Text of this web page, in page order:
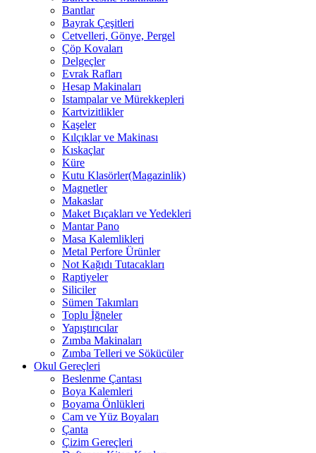
Bantlar
Bayrak Çeşitleri
Cetvelleri, Gönye, Pergel
Çöp Kovaları
Delgeçler
Evrak Rafları
Hesap Makinaları
Istampalar ve Mürekkepleri
Kartvizitlikler
Kaşeler
Kılçıklar ve Makinası
Kıskaçlar
Küre
Kutu Klasörler(Magazinlik)
Magnetler
Makaslar
Maket Bıçakları ve Yedekleri
Mantar Pano
Masa Kalemlikleri
Metal Perfore Ürünler
Not Kağıdı Tutacakları
Raptiyeler
Siliciler
Sümen Takımları
Toplu İğneler
Yapıştırıcılar
Zımba Makinaları
Zımba Telleri ve Sökücüler
Okul Gereçleri
Beslenme Çantası
Boya Kalemleri
Boyama Önlükleri
Cam ve Yüz Boyaları
Çanta
Çizim Gereçleri